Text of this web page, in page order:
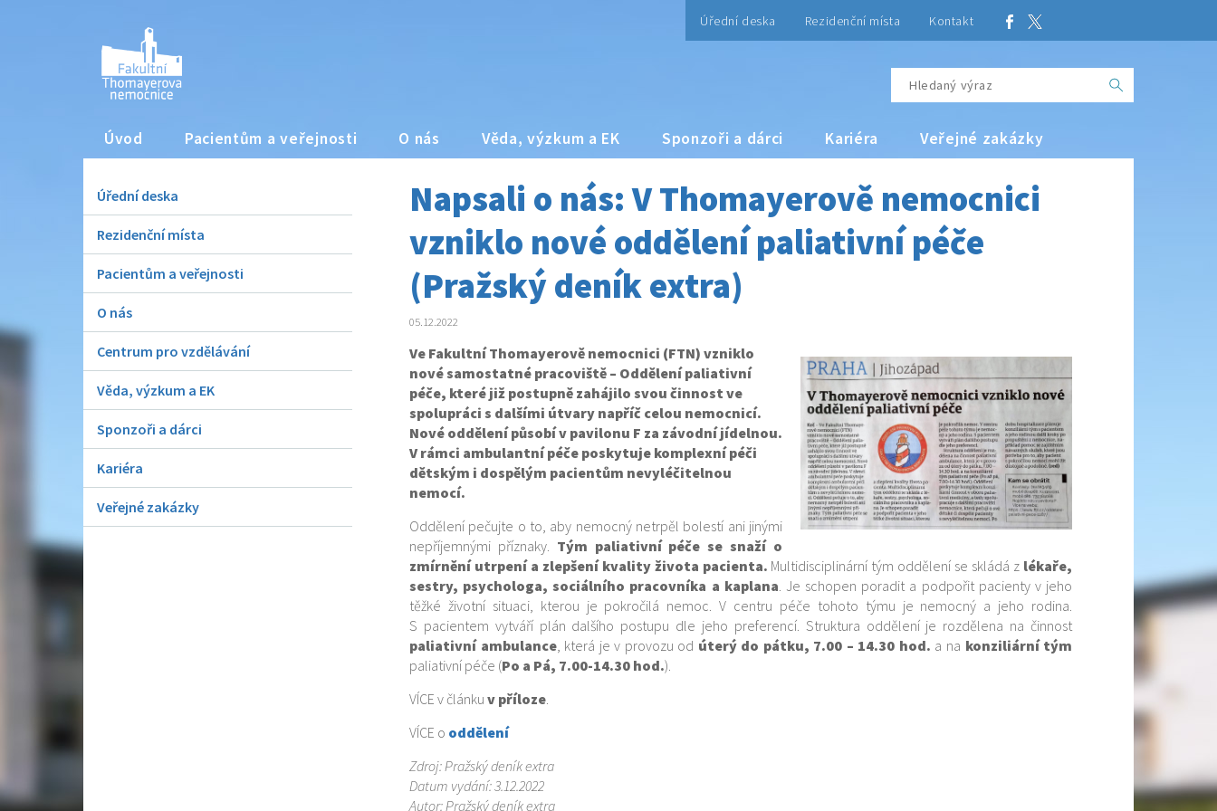
Úřední deska Rezidenční místa Kontakt
Úvod Pacientům a veřejnosti O nás Věda, výzkum a EK Sponzoři a dárci Kariéra Veřejné zakázky
Úřední deska
Rezidenční místa
Pacientům a veřejnosti
O nás
Centrum pro vzdělávání
Věda, výzkum a EK
Sponzoři a dárci
Kariéra
Veřejné zakázky
Napsali o nás: V Thomayerově nemocnici
vzniklo nové oddělení paliativní péče
(Pražský deník extra)
05.12.2022
Ve Fakultní Thomayerově nemocnici (FTN) vzniklo
nové samostatné pracoviště – Oddělení paliativní
péče, které již postupně zahájilo svou činnost ve
spolupráci s dalšími útvary napříč celou nemocnicí.
Nové oddělení působí v pavilonu F za závodní jídelnou.
V rámci ambulantní péče poskytuje komplexní péči
dětským i dospělým pacientům nevyléčitelnou
nemocí.
Oddělení pečujte o to, aby nemocný netrpěl bolestí ani jinými
nepříjemnými příznaky. Tým paliativní péče se snaží o
zmírnění utrpení a zlepšení kvality života pacienta. Multidisciplinární tým oddělení se skládá z lékaře,
sestry, psychologa, sociálního pracovníka a kaplana. Je schopen poradit a podpořit pacienty v jeho
těžké životní situaci, kterou je pokročilá nemoc. V centru péče tohoto týmu je nemocný a jeho rodina.
S pacientem vytváří plán dalšího postupu dle jeho preferencí. Struktura oddělení je rozdělena na činnost
paliativní ambulance, která je v provozu od úterý do pátku, 7.00 – 14.30 hod. a na konziliární tým
paliativní péče (Po a Pá, 7.00-14.30 hod.).
VÍCE v článku v příloze.
VÍCE o oddělení
Zdroj: Pražský deník extra
Datum vydání: 3.12.2022
Autor: Pražský deník extra